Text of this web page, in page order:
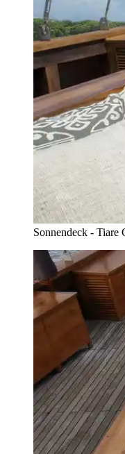
Sonnendeck - Tiare